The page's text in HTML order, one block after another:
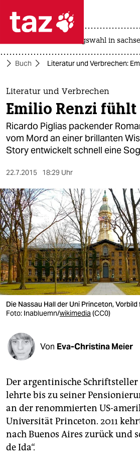
 taz zahl ich
taz zahl ich
themen
politik
öko
gesellschaft
sport
berlin
nord
wahrheit
verlag
verlag
veranstaltungen
shop
unterstützen
abo
genossenschaft
epaper login
landtagswahl in
Buch Literatur und Verbrechen:
Literatur und Verbrechen
Emilio Renzi
Ricardo Piglias packender
vom Mord an einer brillanten
Story entwickelt schnell eine
22.7.2015 18:29 Uhr
Die Nassau Hall der Uni Princeton,
Foto: Inabluemn/wikimedia (CC0)
Von Eva-Christina Meier
Der argentinische Schriftsteller
lehrte bis zu seiner
an der renommierten US-
Universität Princeton. 2011
nach Buenos Aires zurück und
de Ida“.